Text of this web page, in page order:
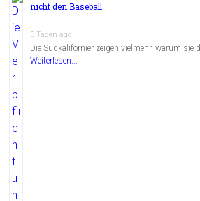
nicht den Baseball
5 Tagen ago
Die Südkalifornier zeigen vielmehr, warum sie
Weiterlesen...